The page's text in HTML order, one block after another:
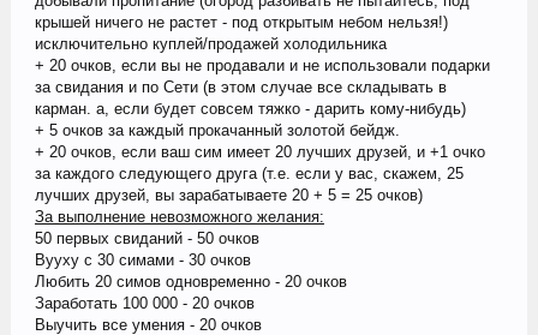
крышей ничего не растет - под открытым небом нельзя!)
исключительно куплей/продажей холодильника
+ 20 очков, если вы не продавали и не использовали подарки
за свидания и по Сети (в этом случае все складывать в
карман. а, если будет совсем тяжко - дарить кому-нибудь)
+ 5 очков за каждый прокачанный золотой бейдж.
+ 20 очков, если ваш сим имеет 20 лучших друзей, и +1 очко
за каждого следующего друга (т.е. если у вас, скажем, 25
лучших друзей, вы зарабатываете 20 + 5 = 25 очков)
За выполнение невозможного желания:
50 первых свиданий - 50 очков
Вууху с 30 симами - 30 очков
Любить 20 симов одновременно - 20 очков
Заработать 100 000 - 20 очков
Выучить все умения - 20 очков